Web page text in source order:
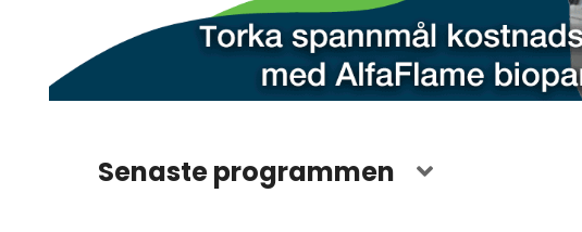
Senaste programmen